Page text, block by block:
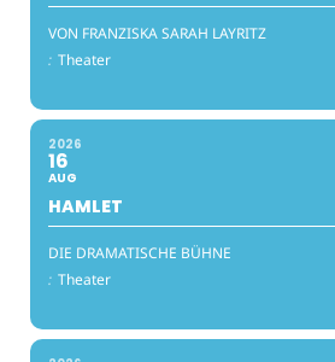
VON FRANZISKA SARAH LAYRITZ
: Theater
2026
16
AUG
HAMLET
DIE DRAMATISCHE BÜHNE
: Theater